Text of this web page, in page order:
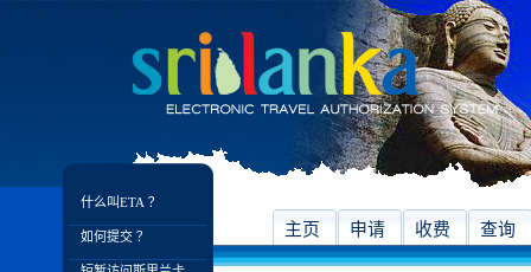
什么叫ETA？
如何提交？ 主页 申请 收费 查询